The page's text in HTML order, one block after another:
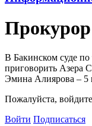
Прокурор
В Бакинском суде
приговорить Азера
Эмина Алиярова – 5
Пожалуйста,
Войти Подписаться